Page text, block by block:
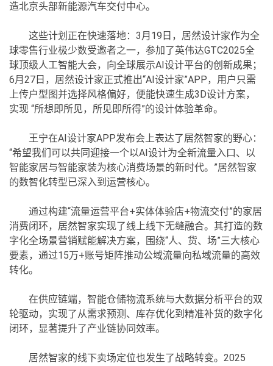
造北京头部新能源汽车交付中心。
这些计划正在快速落地：3月19日，居然设计家作为全
球零售行业极少数受邀者之一，参加了英伟达GTC2025全
球顶级人工智能大会，向全球展示AI设计平台的创新成果；
6月27日，居然设计家正式推出“AI设计家”APP，用户只需
上传户型图并选择风格偏好，便能快速生成3D设计方案，
实现 “所想即所见，所见即所得”的设计体验革命。
王宁在AI设计家APP发布会上表达了居然智家的野心：
“希望我们可以共同迎接一个以AI设计为全新流量入口、以
智能家居与智能家装为核心消费场景的新时代。”居然智家
的数智化转型已深入到运营核心。
通过构建“流量运营平台+实体体验店+物流交付”的家居
消费闭环，居然智家实现了线上线下无缝融合。其打造的数
字化全场景营销赋能解决方案，围绕“人、货、场”三大核心
要素，通过15万+账号矩阵推动公域流量向私域流量的高效
转化。
在供应链端，智能仓储物流系统与大数据分析平台的双
轮驱动，实现了从需求预测、库存优化到精准补货的数字化
闭环，显著提升了产业链协同效率。
居然智家的线下卖场定位也发生了战略转变。2025